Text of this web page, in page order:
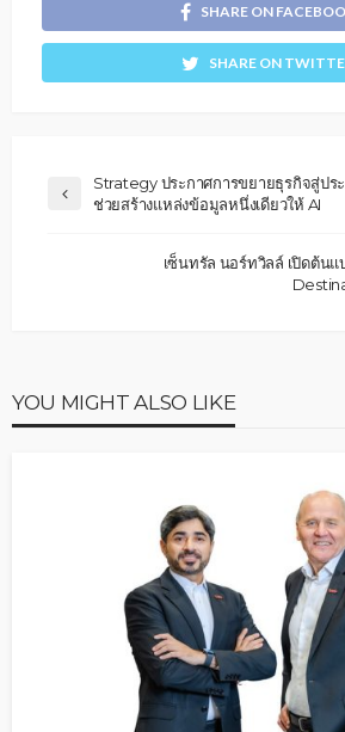
SHARE ON
SHARE ON
Strategy ประกาศการขยายธุรกิจสู่ปร
ช่วยสร้างแหล่งข้อมูลหนึ่งเดียวให้ AI
เซ็นทรัล นอร์ทวิลล์ เปิดต้น
YOU MIGHT ALSO LIKE